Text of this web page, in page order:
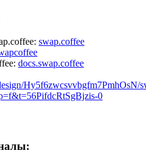
swap.coffee
docs.swap.coffee
Hy5f6zwcsvvbgfm7PmhOsN/
0